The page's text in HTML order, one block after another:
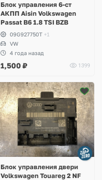
Блок управления 6-ст
АКПП Aisin Volkswagen
Passat B6 1.8 TSI BZB
09G927750T +1
VW
4 года назад
1,500 ₽ 1399
Блок управления двери
Volkswagen Touareg 2 NF